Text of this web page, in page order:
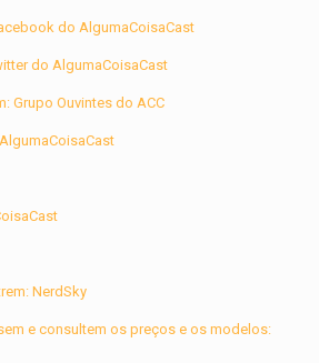
do AlgumaCoisaCast
do AlgumaCoisaCast
Grupo Ouvintes do ACC
NerdSky
e consultem os preços e os modelos: